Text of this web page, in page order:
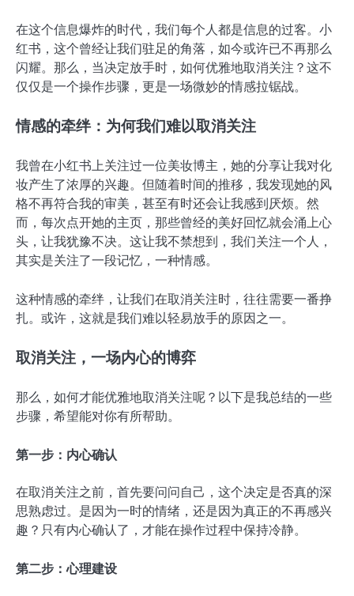
在这个信息爆炸的时代，我们每个人都是信息的过客。小
红书，这个曾经让我们驻足的角落，如今或许已不再那么
闪耀。那么，当决定放手时，如何优雅地取消关注？这不
仅仅是一个操作步骤，更是一场微妙的情感拉锯战。
情感的牵绊：为何我们难以取消关注
我曾在小红书上关注过一位美妆博主，她的分享让我对化
妆产生了浓厚的兴趣。但随着时间的推移，我发现她的风
格不再符合我的审美，甚至有时还会让我感到厌烦。然
而，每次点开她的主页，那些曾经的美好回忆就会涌上心
头，让我犹豫不决。这让我不禁想到，我们关注一个人，
其实是关注了一段记忆，一种情感。
这种情感的牵绊，让我们在取消关注时，往往需要一番挣
扎。或许，这就是我们难以轻易放手的原因之一。
取消关注，一场内心的博弈
那么，如何才能优雅地取消关注呢？以下是我总结的一些
步骤，希望能对你有所帮助。
第一步：内心确认
在取消关注之前，首先要问问自己，这个决定是否真的深
思熟虑过。是因为一时的情绪，还是因为真正的不再感兴
趣？只有内心确认了，才能在操作过程中保持冷静。
第二步：心理建设